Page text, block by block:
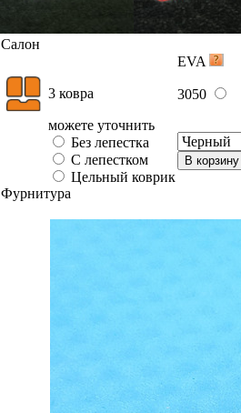
Салон
EVA
3 ковра 3050
можете уточнить
Без лепестка
С лепестком
Цельный коврик
В корзину
Фурнитура